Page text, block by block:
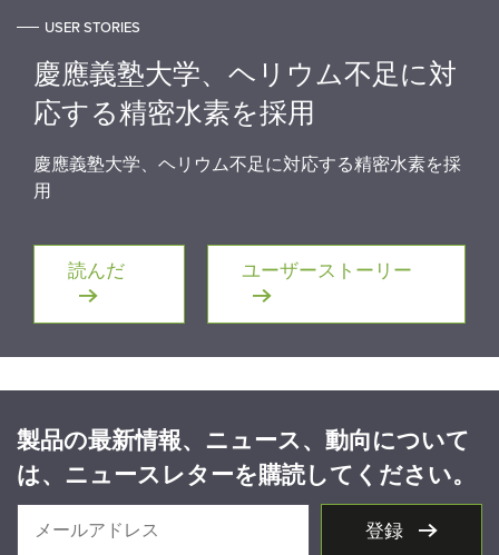
USER STORIES
慶應義塾大学、ヘリウム不足に対
応する精密水素を採用
慶應義塾大学、ヘリウム不足に対応する精密水素を採
用
読んだ ユーザーストーリー
製品の最新情報、ニュース、動向について
は、ニュースレターを購読してください。
登録